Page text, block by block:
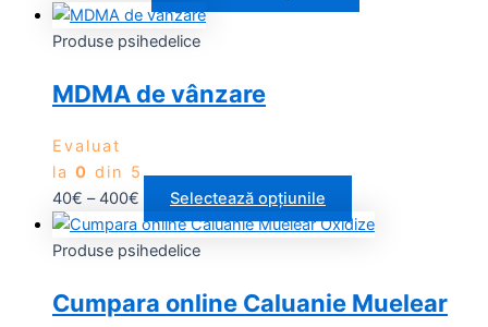
Produse psihedelice
MDMA de vânzare
Evaluat
la 0 din 5
40€ – 400€ Selectează opțiunile
Produse psihedelice
Cumpara online Caluanie Muelear